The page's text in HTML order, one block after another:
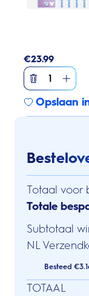
€23.99
1
Opslaan
Totaal voor
Totale
Subtotaal
NL
Besteed
TOTAAL